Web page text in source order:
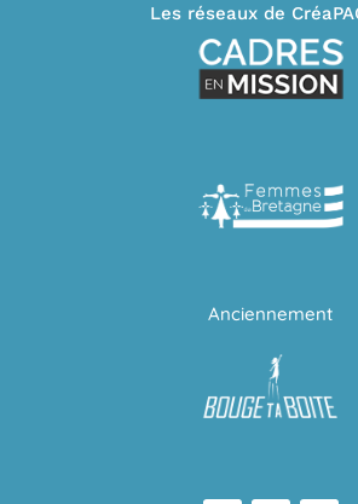
Les réseaux de
Anciennement